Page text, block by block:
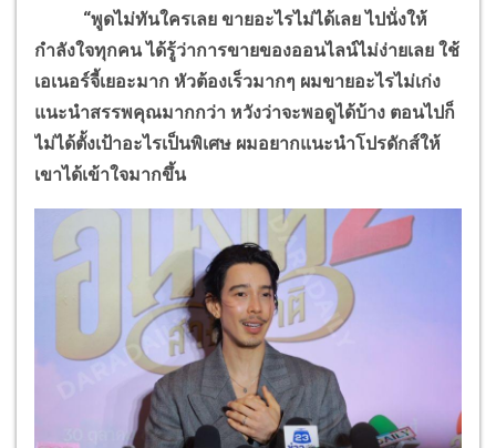
“พูดไม่ทันใครเลย ขายอะไรไม่ได้เลย ไปนั่งให้
กำลังใจทุกคน ได้รู้ว่าการขายของออนไลน์ไม่ง่ายเลย ใช้
เอเนอร์จี้เยอะมาก หัวต้องเร็วมากๆ ผมขายอะไรไม่เก่ง
แนะนำสรรพคุณมากกว่า หวังว่าจะพอดูได้บ้าง ตอนไปก็
ไม่ได้ตั้งเป้าอะไรเป็นพิเศษ ผมอยากแนะนำโปรดักส์ให้
เขาได้เข้าใจมากขึ้น